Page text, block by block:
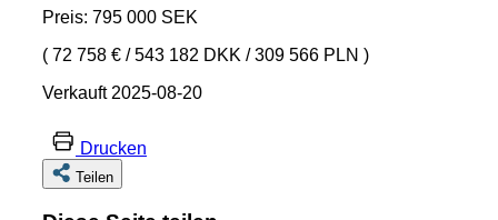
Preis: 795 000 SEK
( 72 758 € /543 182 DKK /309 566 PLN )
Verkauft 2025-08-20
Drucken
Teilen